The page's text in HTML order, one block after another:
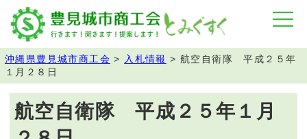
沖縄県豊見城市商工会 > 入札情報 >航空自衛隊 平成２５年
１月２８日
航空自衛隊 平成２５年１月